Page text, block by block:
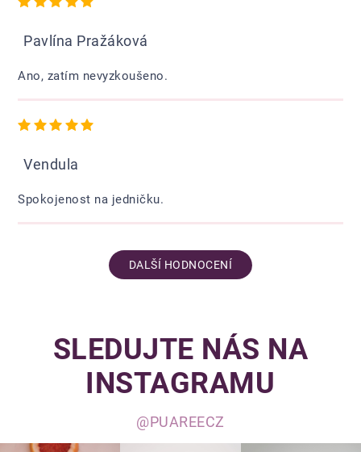
Pavlína Pražáková
Ano, zatím nevyzkoušeno.
Vendula
Hodnocení obchodu je 5 z 5 hvězdiček.
Spokojenost na jedničku.
DALŠÍ HODNOCENÍ
SLEDUJTE NÁS NA
INSTAGRAMU
@PUAREECZ